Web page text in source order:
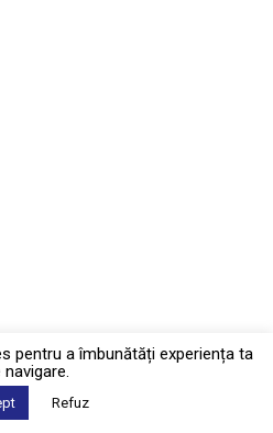
pentru a îmbunătăți experiența ta
navigare.
Refuz